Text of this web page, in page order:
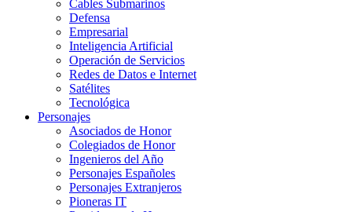
Cables Submarinos
Defensa
Empresarial
Inteligencia Artificial
Operación de Servicios
Redes de Datos e Internet
Satélites
Tecnológica
Personajes
Asociados de Honor
Colegiados de Honor
Ingenieros del Año
Personajes Españoles
Personajes Extranjeros
Pioneras IT